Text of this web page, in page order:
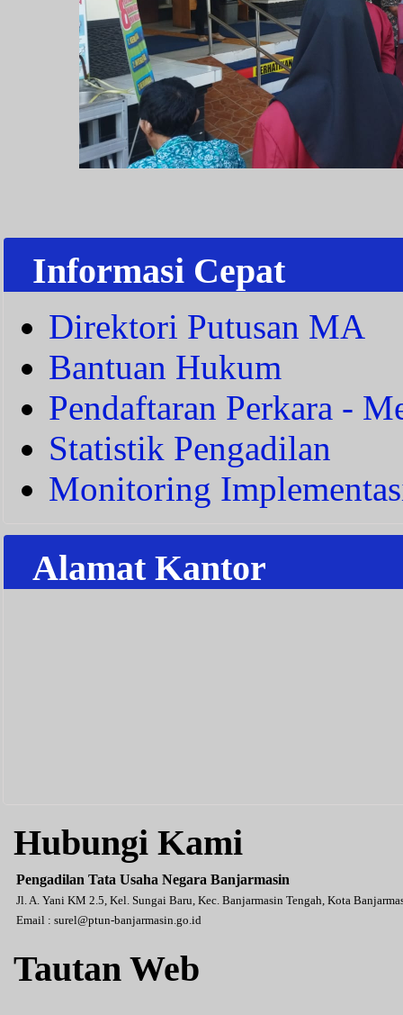
Informasi Cepat
Direktori Putusan MA
Bantuan Hukum
Pendaftaran Perkara -
Statistik Pengadilan
Monitoring
Alamat Kantor
Hubungi Kami
Pengadilan Tata Usaha Negara Banjarmasin
Jl. A. Yani KM 2.5, Kel. Sungai Baru, Kec. Banjarmasin Tengah, Kota
Email : surel@ptun-banjarmasin.go.id
Tautan Web